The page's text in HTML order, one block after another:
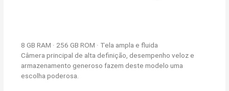
8 GB RAM · 256 GB ROM · Tela ampla e fluida
Câmera principal de alta definição, desempenho veloz e
armazenamento generoso fazem deste modelo uma
escolha poderosa.